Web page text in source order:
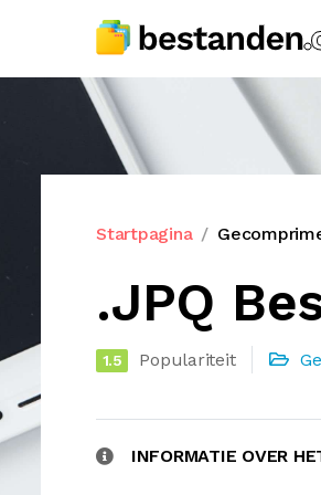
Startpagina
.JPQ
1.5 Populariteit
INFORMATIE OVER